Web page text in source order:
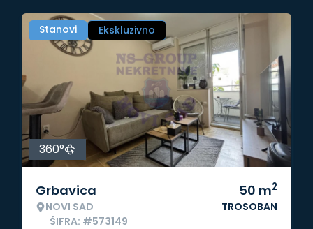
Stanovi Ekskluzivno
360°
Grbavica
NOVI SAD
ŠIFRA: #573149
50 m2
TROSOBAN